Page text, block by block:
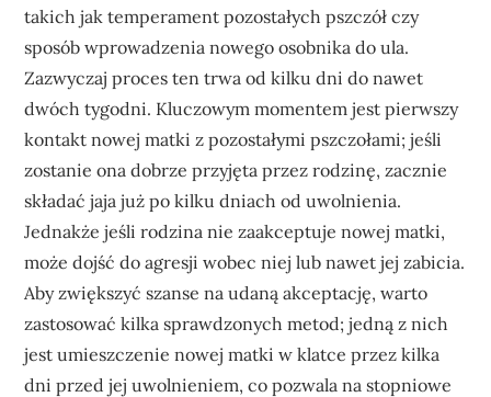
takich jak temperament pozostałych pszczół czy
sposób wprowadzenia nowego osobnika do ula.
Zazwyczaj proces ten trwa od kilku dni do nawet
dwóch tygodni. Kluczowym momentem jest pierwszy
kontakt nowej matki z pozostałymi pszczołami; jeśli
zostanie ona dobrze przyjęta przez rodzinę, zacznie
składać jaja już po kilku dniach od uwolnienia.
Jednakże jeśli rodzina nie zaakceptuje nowej matki,
może dojść do agresji wobec niej lub nawet jej zabicia.
Aby zwiększyć szanse na udaną akceptację, warto
zastosować kilka sprawdzonych metod; jedną z nich
jest umieszczenie nowej matki w klatce przez kilka
dni przed jej uwolnieniem, co pozwala na stopniowe